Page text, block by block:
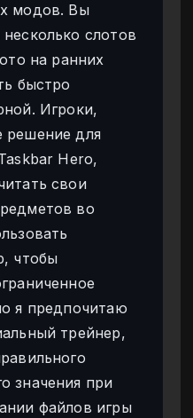
модов. Вы
слотов
на ранних
быстро
Игроки,
решение для
Hero,
свои
во
чтобы
я предпочитаю
трейнер,
значения при
файлов игры